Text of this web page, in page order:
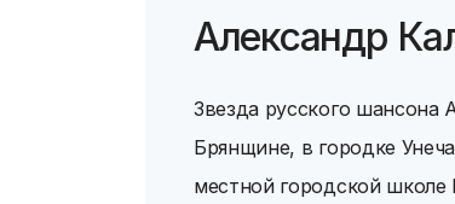
Александр
Звезда русского шансона
Брянщине, в городке
местной городской